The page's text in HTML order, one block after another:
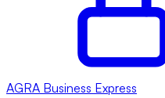
AGRA Business Express